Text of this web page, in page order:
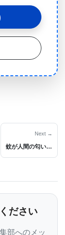
れた。CNV
検査を受け
一般的なも
は他の精
。
ことができ
ズ・ドゥア
Next →
蚊が人間の匂いを嗅ぐ仕組みの謎に迫る：蚊の嗅覚神経が複数の化学物質受容体を発現していることを示す、従来の常識を覆す新発見
ださい
部へのメッ